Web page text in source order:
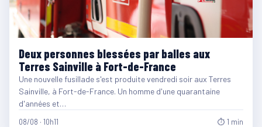
Deux personnes blessées par balles aux
Terres Sainville à Fort-de-France
Une nouvelle fusillade s'est produite vendredi soir aux Terres
Sainville, à Fort-de-France. Un homme d'une quarantaine
d'années et…
08/08 · 10h11 ⏱ 1 min